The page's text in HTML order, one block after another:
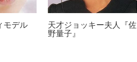
モデル
天才ジョッキー夫人『佐
野量子』